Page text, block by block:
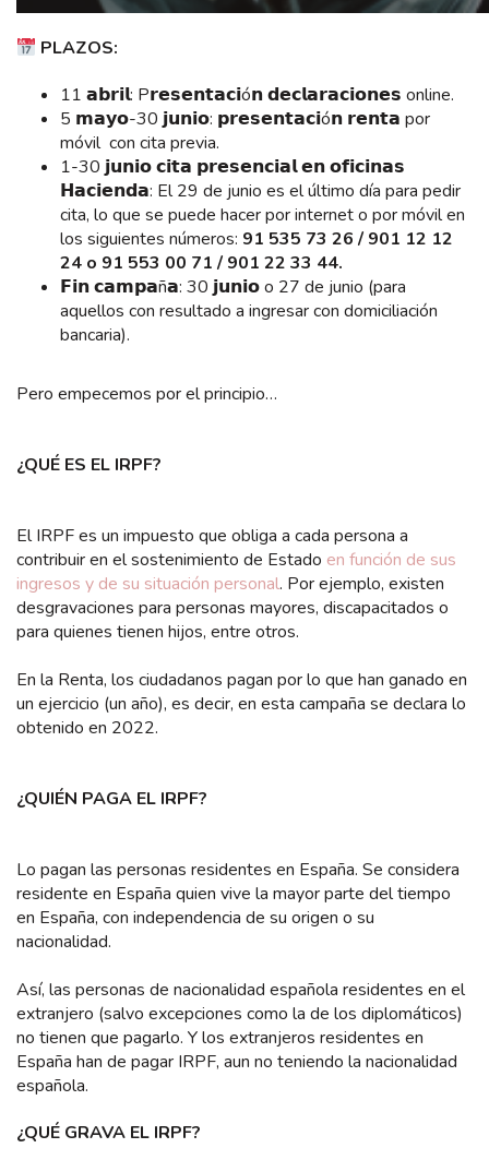
PLAZOS:
11 𝗮𝗯𝗿𝗶𝗹: P𝗿𝗲𝘀𝗲𝗻𝘁𝗮𝗰𝗶ó𝗻 𝗱𝗲𝗰𝗹𝗮𝗿𝗮𝗰𝗶𝗼𝗻𝗲𝘀 online.
5 𝗺𝗮𝘆𝗼-30 𝗷𝘂𝗻𝗶𝗼: 𝗽𝗿𝗲𝘀𝗲𝗻𝘁𝗮𝗰𝗶ó𝗻 𝗿𝗲𝗻𝘁𝗮 por
móvil con cita previa.
1-30 𝗷𝘂𝗻𝗶𝗼 𝗰𝗶𝘁𝗮 𝗽𝗿𝗲𝘀𝗲𝗻𝗰𝗶𝗮𝗹 𝗲𝗻 𝗼𝗳𝗶𝗰𝗶𝗻𝗮𝘀
𝗛𝗮𝗰𝗶𝗲𝗻𝗱𝗮: El 29 de junio es el último día para pedir
cita, lo que se puede hacer por internet o por móvil en
los siguientes números: 91 535 73 26 / 901 12 12
24 o 91 553 00 71 / 901 22 33 44.
𝗙𝗶𝗻 𝗰𝗮𝗺𝗽𝗮ñ𝗮: 30 𝗷𝘂𝗻𝗶𝗼 o 27 de junio (para
aquellos con resultado a ingresar con domiciliación
bancaria).
Pero empecemos por el principio…
¿QUÉ ES EL IRPF?
El IRPF es un impuesto que obliga a cada persona a
contribuir en el sostenimiento de Estado en función de sus
ingresos y de su situación personal. Por ejemplo, existen
desgravaciones para personas mayores, discapacitados o
para quienes tienen hijos, entre otros.
En la Renta, los ciudadanos pagan por lo que han ganado en
un ejercicio (un año), es decir, en esta campaña se declara lo
obtenido en 2022.
¿QUIÉN PAGA EL IRPF?
Lo pagan las personas residentes en España. Se considera
residente en España quien vive la mayor parte del tiempo
en España, con independencia de su origen o su
nacionalidad.
Así, las personas de nacionalidad española residentes en el
extranjero (salvo excepciones como la de los diplomáticos)
no tienen que pagarlo. Y los extranjeros residentes en
España han de pagar IRPF, aun no teniendo la nacionalidad
española.
¿QUÉ GRAVA EL IRPF?